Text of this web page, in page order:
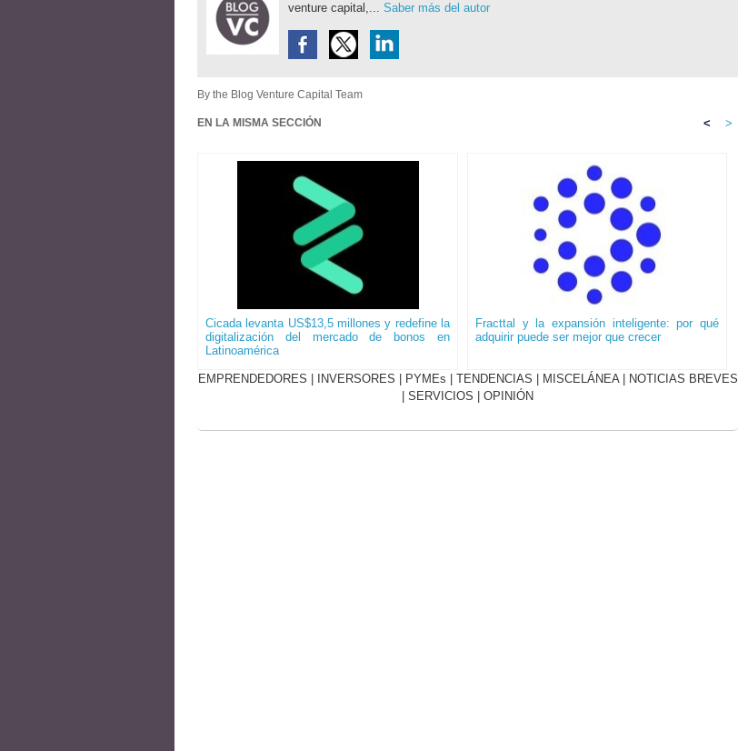
venture capital,... Saber más del autor
By the Blog Venture Capital Team
EN LA MISMA SECCIÓN < >
Cicada levanta US$13,5 millones y redefine la
digitalización del mercado de bonos en
Latinoamérica
Fracttal y la expansión inteligente: por qué
adquirir puede ser mejor que crecer
EMPRENDEDORES INVERSORES PYMEs TENDENCIAS MISCELÁNEA
NOTICIAS BREVES
SERVICIOS OPINIÓN